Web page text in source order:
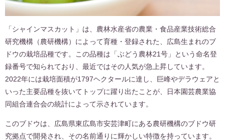
「シャインマスカット」は、農林水産省の農業・食品産業技術総合
研究機構（農研機構）によって育種・登録された、広島生まれのブ
ドウの栽培品種です。この品種は「ぶどう農林21号」という命名登
録番号で知られており、最近ではその人気が急上昇しています。
2022年には栽培面積が1797ヘクタールに達し、巨峰やデラウェアと
いった主要品種を抜いてトップに躍り出たことが、日本園芸農業協
同組合連合会の統計によって示されています。
このブドウは、広島県東広島市安芸津町にある農研機構のブドウ研
究拠点で開発され、その名前通りに輝かしい特徴を持っています。